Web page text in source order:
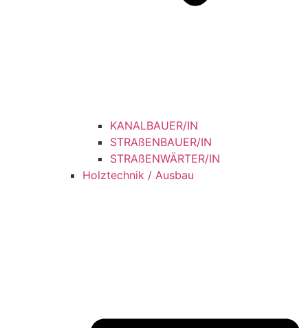
KANALBAUER/IN
STRAßENBAUER/IN
STRAßENWÄRTER/IN
Holztechnik / Ausbau